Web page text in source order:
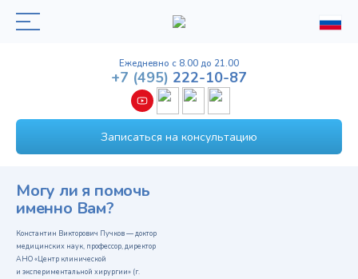
Ежедневно с 8.00 до 21.00
Записаться на консультацию
+7 (495) 222-10-87
я помочь
Вам?
Викторович Пучков — доктор
наук, профессор, директор
клинической
хирургии» (г.